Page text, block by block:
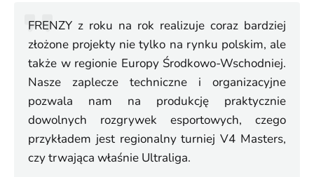
FRENZY z roku na rok realizuje coraz bardziej
złożone projekty nie tylko na rynku polskim, ale
także w regionie Europy Środkowo-Wschodniej.
Nasze zaplecze techniczne i organizacyjne
pozwala nam na produkcję praktycznie
dowolnych rozgrywek esportowych, czego
przykładem jest regionalny turniej V4 Masters,
czy trwająca właśnie Ultraliga.